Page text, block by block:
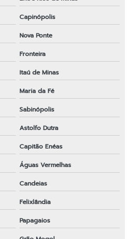
Capinópolis
Nova Ponte
Fronteira
Itaú de Minas
Maria da Fé
Sabinópolis
Astolfo Dutra
Capitão Enéas
Águas Vermelhas
Candeias
Felixlândia
Papagaios